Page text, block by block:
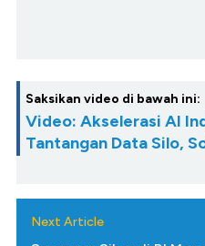
Saksikan video di bawah ini:
Video: Akselerasi AI
Tantangan Data Silo,
Next Article